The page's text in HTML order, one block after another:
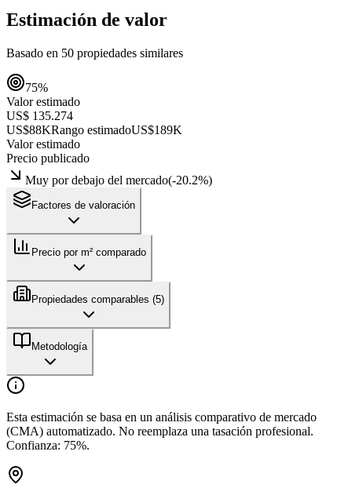
Estimación de valor
Basado en 50 propiedades similares
75%
Valor estimado
US$ 135.274
US$88KRango estimadoUS$189K
Valor estimado
Precio publicado
Muy por debajo del mercado(-20.2%)
Factores de valoración
Precio por m² comparado
Propiedades comparables (5)
Metodología
Esta estimación se basa en un análisis comparativo de mercado
(CMA) automatizado. No reemplaza una tasación profesional.
Confianza: 75%.